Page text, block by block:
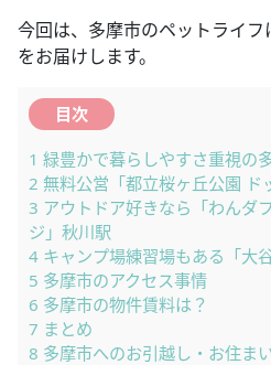
今回は、多摩市のペットライ
をお届けします。
目次
1 緑豊かで暮らしやすさ重視の
2 無料公営「都立桜ヶ丘公園 ド
3 アウトドア好きなら「わんダ
ジ」秋川駅
4 キャンプ場練習場もある「大
5 多摩市のアクセス事情
6 多摩市の物件賃料は？
7 まとめ
8 多摩市へのお引越し・お住ま